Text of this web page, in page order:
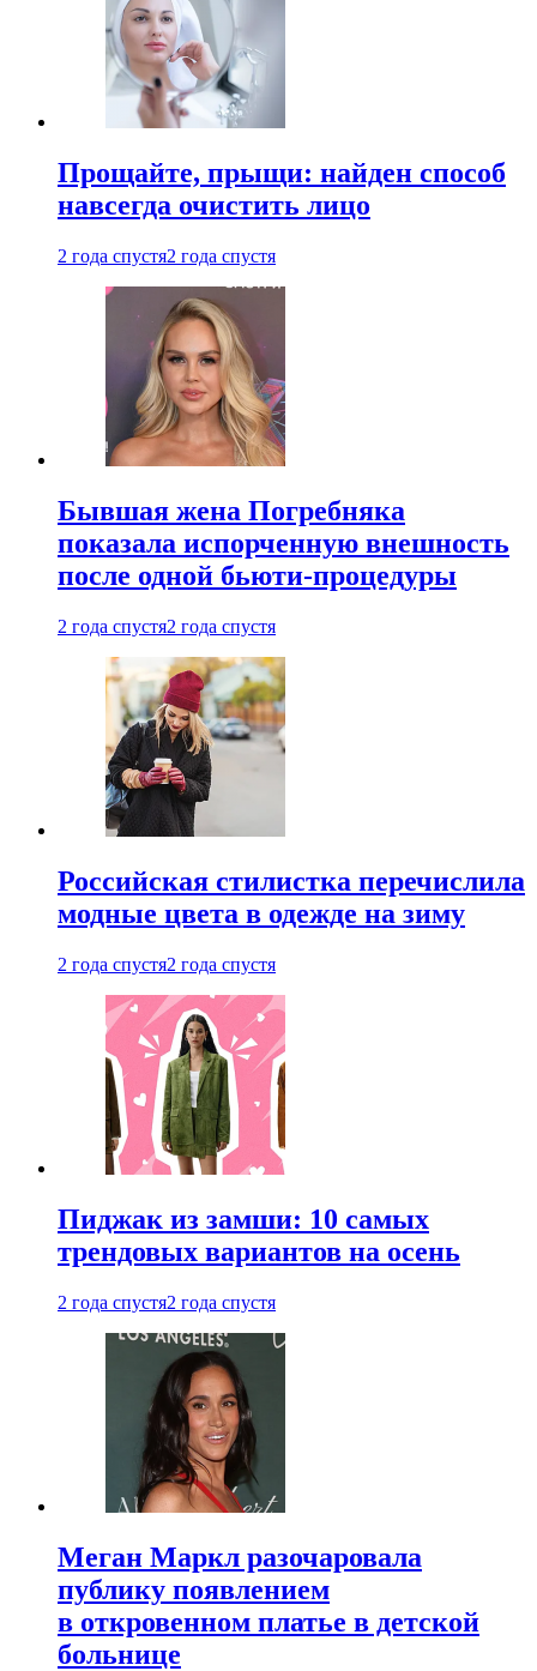
Прощайте, прыщи: найден способ
навсегда очистить лицо
2 года спустя2 года спустя
Бывшая жена Погребняка
показала испорченную внешность
после одной бьюти-процедуры
2 года спустя2 года спустя
Российская стилистка перечислила
модные цвета в одежде на зиму
2 года спустя2 года спустя
Пиджак из замши: 10 самых
трендовых вариантов на осень
2 года спустя2 года спустя
Меган Маркл разочаровала
публику появлением
в откровенном платье в детской
больнице